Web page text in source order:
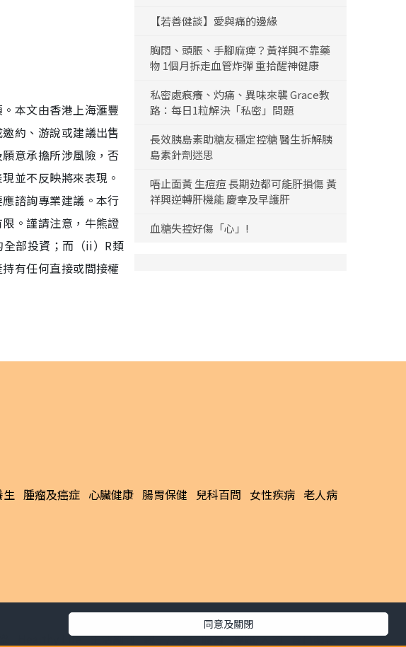
本文由香港上海滙豐
約、游說或建議出售
意承擔所涉風險，否
並不反映將來表現。
諮詢專業建議。本行
。謹請注意，牛熊證
部投資；而（ii）R類
有任何直接或間接權
【若善健談】愛與痛的邊緣
胸悶、頭脹、手腳麻痺？黃祥興不靠藥
物 1個月拆走血管炸彈 重拾醒神健康
私密處痕癢、灼痛、異味來襲 Grace教
路：每日1粒解決「私密」問題
長效胰島素助糖友穩定控糖 醫生拆解胰
島素針劑迷思
唔止面黃 生痘痘 長期攰都可能肝損傷 黃
祥興逆轉肝機能 慶幸及早護肝
血糖失控好傷「心」!
生 腫瘤及癌症 心臟健康 腸胃保健 兒科百問 女性疾病 老人病
Healthy Life 生活副刊 親子/教育 體育 專題/人物 昔日晴報
同意及關閉